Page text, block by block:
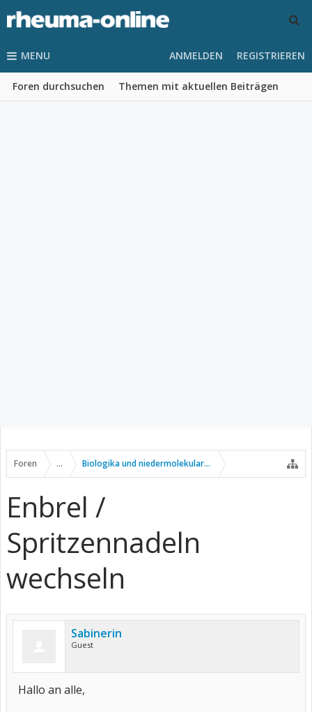
MENU
Foren durchsuchen Themen mit aktuellen Beiträgen
ANMELDEN REGISTRIEREN
Foren ... Biologika und niedermolekulare Wirkstoffe
Enbrel /
Spritzennadeln
wechseln
Sabinerin
Guest
Hallo an alle,